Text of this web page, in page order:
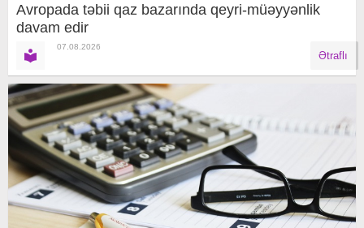
Avropada təbii qaz bazarında qeyri-müəyyənlik
davam edir
07.08.2026
Ətraflı